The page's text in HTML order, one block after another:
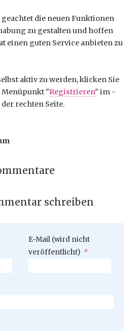
die neuen Funktionen
zu gestalten und hoffen
einen guten Service anbieten zu
aktiv zu werden, klicken Sie
Menüpunkt "Registrieren" im -
rechten Seite.
schreiben
Pflichtfeld
E-Mail (wird nicht
veröffentlicht) *